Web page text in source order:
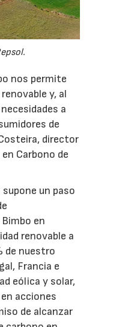
nos permite
y, al
a
de
director
Carbono de
un paso
en
renovable a
de nuestro
Francia e
eólica y solar,
acciones
de alcanzar